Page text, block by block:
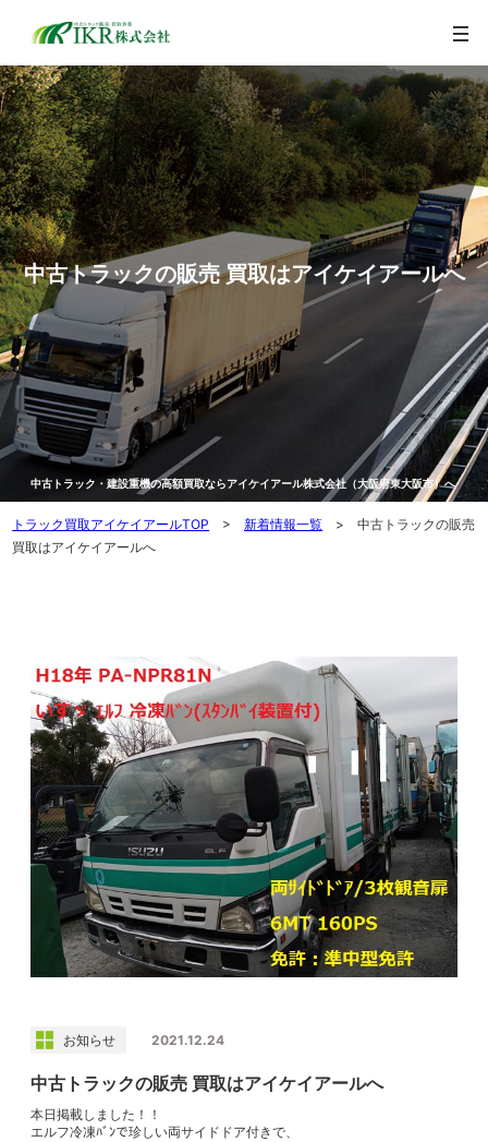
中古トラックの販売 買取はアイケイアールへ
中古トラック・建設重機の高額買取ならアイケイアール株式会社（大阪府東大阪市）へ
トラック買取アイケイアールTOP >新着情報一覧 > 中古トラックの販売
買取はアイケイアールへ
お知らせ 2021.12.24
中古トラックの販売 買取はアイケイアールへ
本日掲載しました！！
エルフ冷凍ﾊﾞﾝで珍しい両サイドドア付きで、